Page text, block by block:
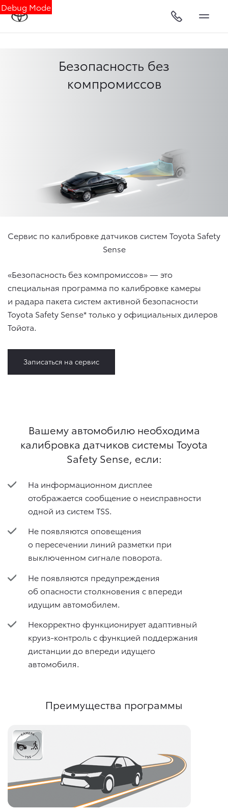
Debug Mode
Безопасность без
компромиссов
Сервис по калибровке датчиков систем Toyota Safety
Sense
«Безопасность без компромиссов» — это
специальная программа по калибровке камеры
и радара пакета систем активной безопасности
Toyota Safety Sense* только у официальных дилеров
Тойота.
Записаться на сервис
Вашему автомобилю необходима
калибровка датчиков системы Toyota
Safety Sense, если:
На информационном дисплее
отображается сообщение о неисправности
одной из систем TSS.
Не появляются оповещения
о пересечении линий разметки при
выключенном сигнале поворота.
Не появляются предупреждения
об опасности столкновения с впереди
идущим автомобилем.
Некорректно функционирует адаптивный
круиз-контроль с функцией поддержания
дистанции до впереди идущего
автомобиля.
Преимущества программы